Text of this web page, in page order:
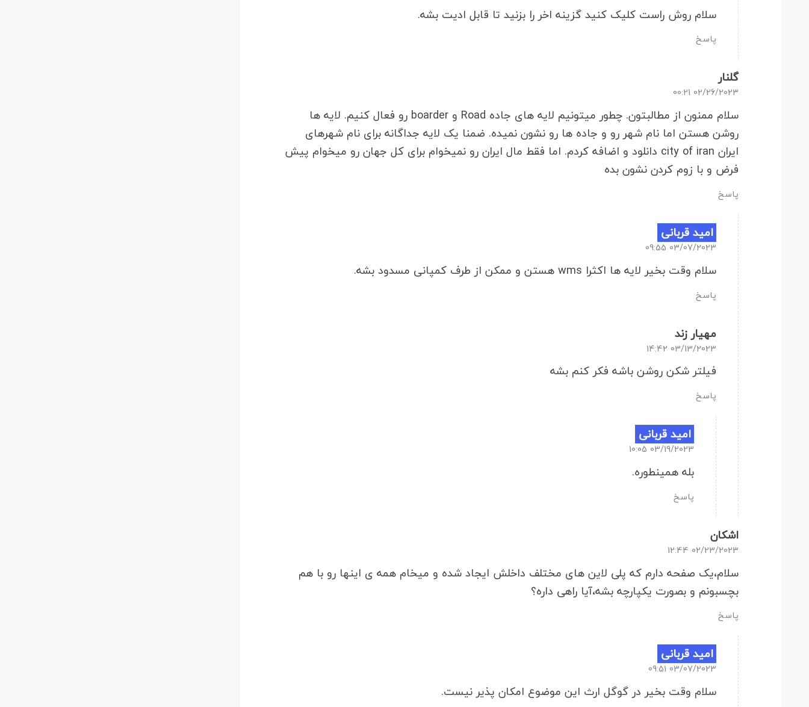
سلام روش راست کلیک کنید گزینه اخر را بزنید تا قابل ادیت بشه.
پاسخ
گلنار
02/26/2023 00:21
سلام ممنون از مطالبتون. چطور میتونیم لایه های جاده Road و boarder رو فعال کنیم. لایه ها
روشن هستن اما نام شهر رو و جاده ها رو نشون نمیده. ضمنا یک لایه جداگانه برای نام شهرهای
ایران city of iran دانلود و اضافه کردم. اما فقط مال ایران رو نمیخوام برای کل جهان رو میخوام پیش
فرض و با زوم کردن نشون بده
پاسخ
امید قربانی
03/07/2023 09:55
سلام وقت بخیر لایه ها اکثرا wms هستن و ممکن از طرف کمپانی مسدود بشه.
پاسخ
مهیار زند
03/13/2023 14:42
فیلتر شکن روشن باشه فکر کنم بشه
پاسخ
امید قربانی
03/19/2023 10:05
بله همینطوره.
پاسخ
اشکان
02/23/2023 12:44
سلام،یک صفحه دارم که پلی لاین های مختلف داخلش ایجاد شده و میخام همه ی اینها رو با هم
بچسبونم و بصورت یکپارچه بشه،آیا راهی داره؟
پاسخ
امید قربانی
03/07/2023 09:51
سلام وقت بخیر در گوگل ارث این موضوع امکان پذیر نیست.